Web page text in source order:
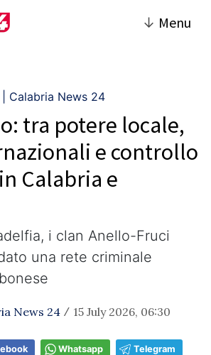
↓ Menu
Calabria News 24
tra potere locale,
e controllo
Calabria e
i clan Anello-Fruci
una rete criminale
News 24 / 15 July 2026, 06:30
Whatsapp Telegram